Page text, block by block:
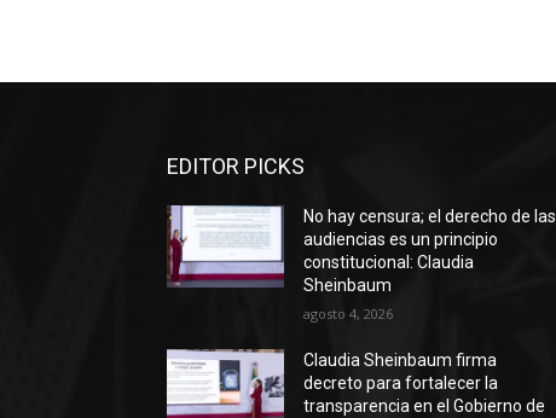
EDITOR PICKS
No hay censura; el derecho de las
audiencias es un principio
constitucional: Claudia
Sheinbaum
agosto 4, 2026
Claudia Sheinbaum firma
decreto para fortalecer la
transparencia en el Gobierno de